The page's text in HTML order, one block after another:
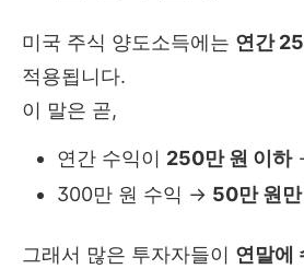
미국 주식 양도소득에는 연간
적용됩니다.
이 말은 곧,
연간 수익이 250만 원 이하
300만 원 수익 → 50만 원만
그래서 많은 투자자들이 연말에